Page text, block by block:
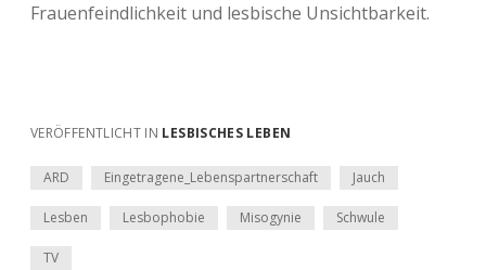
Frauenfeindlichkeit und lesbische Unsichtbarkeit.
VERÖFFENTLICHT IN LESBISCHES LEBEN
ARD Eingetragene_Lebenspartnerschaft Jauch
Lesben Lesbophobie Misogynie Schwule
TV